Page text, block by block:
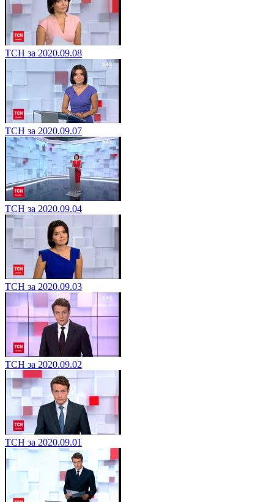
ТСН за 2020.09.08
ТСН за 2020.09.07
ТСН за 2020.09.04
ТСН за 2020.09.03
ТСН за 2020.09.02
ТСН за 2020.09.01